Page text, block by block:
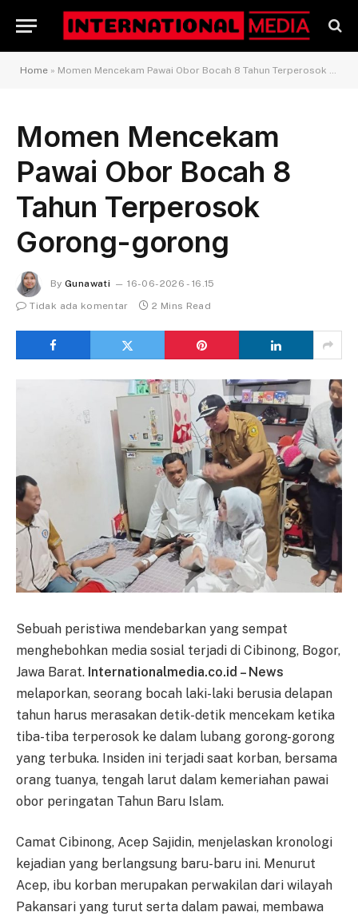
Home » Momen Mencekam Pawai Obor Bocah 8 Tahun Terperosok Gorong-gorong
Momen Mencekam
Pawai Obor Bocah 8
Tahun Terperosok
Gorong-gorong
By Gunawati
16-06-2026 - 16.15
Tidak ada komentar
2 Mins Read
Sebuah peristiwa mendebarkan yang sempat
menghebohkan media sosial terjadi di Cibinong, Bogor,
Jawa Barat. Internationalmedia.co.id – News
melaporkan, seorang bocah laki-laki berusia delapan
tahun harus merasakan detik-detik mencekam ketika
tiba-tiba terperosok ke dalam lubang gorong-gorong
yang terbuka. Insiden ini terjadi saat korban, bersama
orang tuanya, tengah larut dalam kemeriahan pawai
obor peringatan Tahun Baru Islam.
Camat Cibinong, Acep Sajidin, menjelaskan kronologi
kejadian yang berlangsung baru-baru ini. Menurut
Acep, ibu korban merupakan perwakilan dari wilayah
Pakansari yang turut serta dalam pawai, membawa